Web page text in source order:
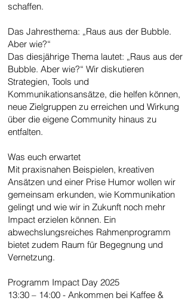
schaffen.
Das Jahresthema: „Raus aus der Bubble.
Aber wie?“
​Das diesjährige Thema lautet: „Raus aus der
Bubble. Aber wie?“ Wir diskutieren
Strategien, Tools und
Kommunikationsansätze, die helfen können,
neue Zielgruppen zu erreichen und Wirkung
über die eigene Community hinaus zu
entfalten.​
​Was euch erwartet
​Mit praxisnahen Beispielen, kreativen
Ansätzen und einer Prise Humor wollen wir
gemeinsam erkunden, wie Kommunikation
gelingt und wie wir in Zukunft noch mehr
Impact erzielen können. Ein
abwechslungsreiches Rahmenprogramm
bietet zudem Raum für Begegnung und
Vernetzung.
Programm Impact Day 2025
13:30 – 14:00 - Ankommen bei Kaffee &